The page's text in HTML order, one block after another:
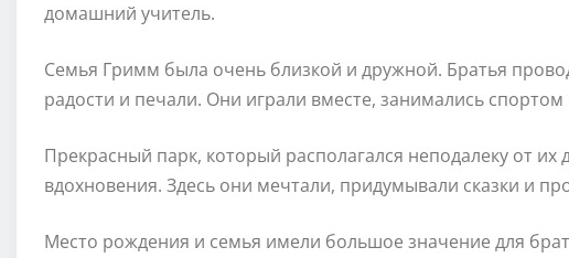
домашний учитель.
Семья Гримм была очень близкой и дружной. Братья
радости и печали. Они играли вместе, занимались спортом
Прекрасный парк, который располагался неподалеку от
вдохновения. Здесь они мечтали, придумывали сказки и
Место рождения и семья имели большое значение для